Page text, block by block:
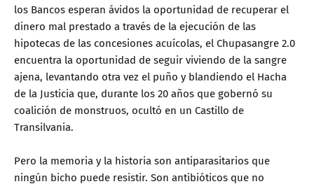
los Bancos esperan ávidos la oportunidad de recuperar el
dinero mal prestado a través de la ejecución de las
hipotecas de las concesiones acuícolas, el Chupasangre 2.0
encuentra la oportunidad de seguir viviendo de la sangre
ajena, levantando otra vez el puño y blandiendo el Hacha
de la Justicia que, durante los 20 años que gobernó su
coalición de monstruos, ocultó en un Castillo de
Transilvania.
Pero la memoria y la historia son antiparasitarios que
ningún bicho puede resistir. Son antibióticos que no